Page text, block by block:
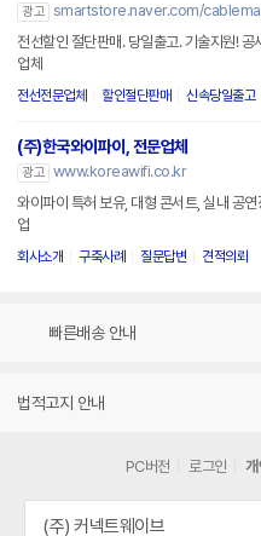
광고 smartstore.naver.com/
전선할인 절단판매. 당일출고. 기술지원! 공
업체
전선전문업체 할인절단판매 신속당일출고
(주)한국와이파이, 전문업체
광고 www.koreawifi.co.kr
와이파이 특허 보유, 대형 콘서트, 실내 공연
업
회사소개 구축사례 질문답변 견적의뢰
빠른배송 안내
법적고지 안내
PC버전 로그인 개
(주) 커넥트웨이브